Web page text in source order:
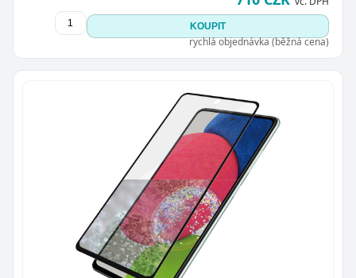
KOUPIT
rychlá objednávka (běžná cena)